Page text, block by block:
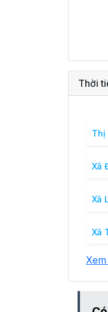
Thời
Thị
Xã
Xã
Xã